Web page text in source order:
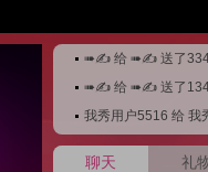
➠✍ 给 ➠✍ 送了
➠✍ 给 ➠✍ 送了
我秀用户5516 给 我
聊天 礼